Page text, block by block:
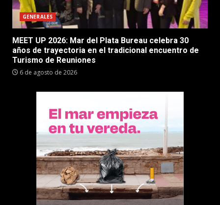
GENERALES
MEET UP 2026: Mar del Plata Bureau celebra 30
años de trayectoria en el tradicional encuentro de
Turismo de Reuniones
6 de agosto de 2026